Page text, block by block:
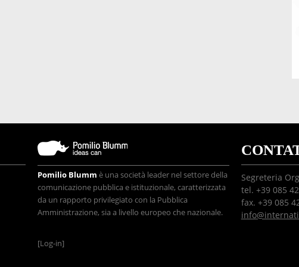
Pomilio Blumm è una società leader nel settore della
comunicazione pubblica e istituzionale, caratterizzata
da un rapporto privilegiato con la Pubblica
Amministrazione, sia a livello europeo che nazionale.
[Log-in]
Segreteria
tel. +39 085
fax. +39 085